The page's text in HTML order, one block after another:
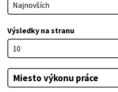
Výsledky na stranu
Miesto výkonu práce